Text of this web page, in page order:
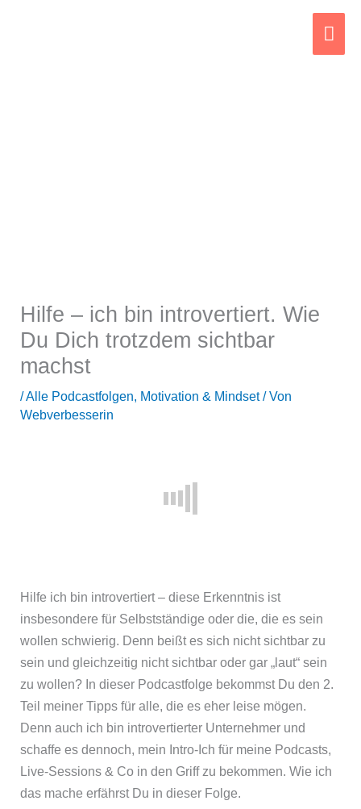
Hilfe – ich bin introvertiert. Wie
Du Dich trotzdem sichtbar
machst
/Alle Podcastfolgen, Motivation & Mindset/ Von
Webverbesserin
Hilfe ich bin introvertiert – diese Erkenntnis ist
insbesondere für Selbstständige oder die, die es sein
wollen schwierig. Denn beißt es sich nicht sichtbar zu
sein und gleichzeitig nicht sichtbar oder gar „laut“ sein
zu wollen? In dieser Podcastfolge bekommst Du den 2.
Teil meiner Tipps für alle, die es eher leise mögen.
Denn auch ich bin introvertierter Unternehmer und
schaffe es dennoch, mein Intro-Ich für meine Podcasts,
Live-Sessions & Co in den Griff zu bekommen. Wie ich
das mache erfährst Du in dieser Folge.